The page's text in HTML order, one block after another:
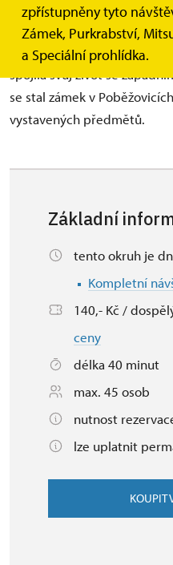
zpřístupněny tyto
Zámek, Purkrabství,
a Speciální prohlídka.
představuje osud hraběnky
Japonky, která na přelomu
zemi a po sňatku s
spojila svůj život se
se stal zámek v
vystavených předmětů.
Základní
tento okruh je
Kompletní
140,- Kč /
ceny
délka 40 minut
max. 45 osob
nutnost
lze uplatnit
KOUPIT